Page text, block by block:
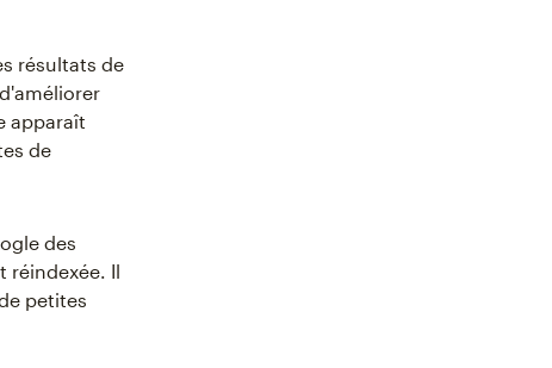
résultats de
apparaît
de
des
réindexée. Il
petites